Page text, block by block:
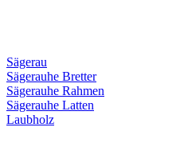
Sägerau
Sägerauhe Bretter
Sägerauhe Rahmen
Sägerauhe Latten
Laubholz